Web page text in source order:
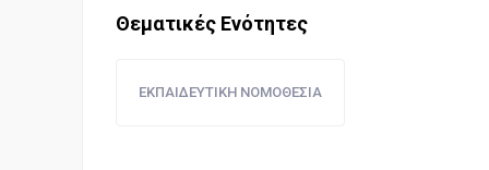
Θεματικές Ενότητες
ΕΚΠΑΙΔΕΥΤΙΚΗ ΝΟΜΟΘΕΣΙΑ